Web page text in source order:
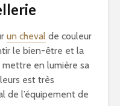
un cheval de couleur
le bien-être et la
mettre en lumière sa
est très
de l’équipement de